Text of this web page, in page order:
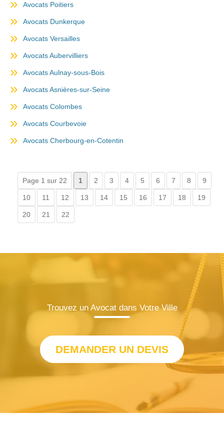
Avocats Poitiers
Avocats Dunkerque
Avocats Versailles
Avocats Aubervilliers
Avocats Aulnay-sous-Bois
Avocats Asnières-sur-Seine
Avocats Colombes
Avocats Courbevoie
Avocats Cherbourg-en-Cotentin
Page 1 sur 22 1 2 3 4 5 6 7 8 9
10 11 12 13 14 15 16 17 18 19
20 21 22
Trouvez un Avocat dans Votre Ville
DEMANDER UN DEVIS